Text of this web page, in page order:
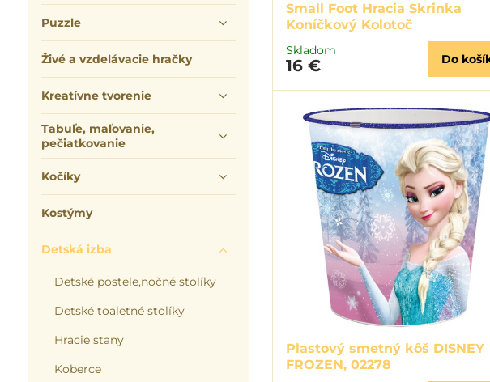
Small Foot Hracia Skrinka
Koníčkový Kolotoč
Skladom
16 € Do
Plastový smetný kôš DISNEY
FROZEN, 02278
Puzzle
Živé a vzdelávacie hračky
Kreatívne tvorenie
Tabuľe, maľovanie,
pečiatkovanie
Kočíky
Kostýmy
Detská izba
Detské postele,nočné stolíky
Detské toaletné stolíky
Hracie stany
Koberce